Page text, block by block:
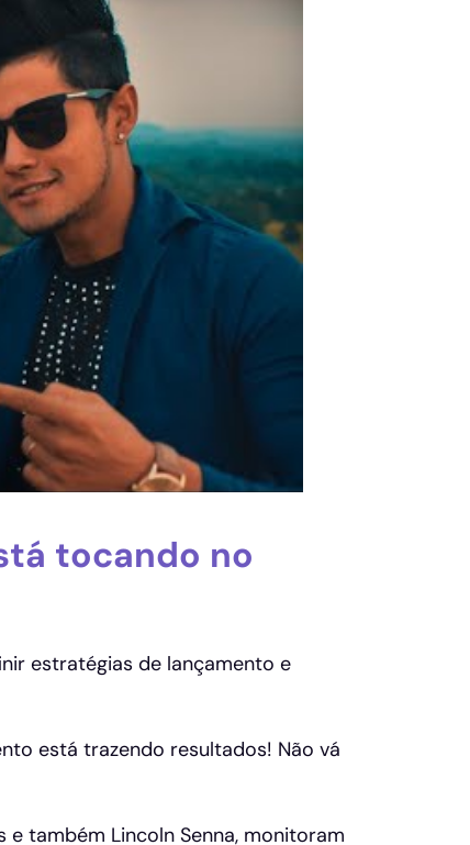
tocando no
estratégias de lançamento e
está trazendo resultados! Não vá
também Lincoln Senna, monitoram